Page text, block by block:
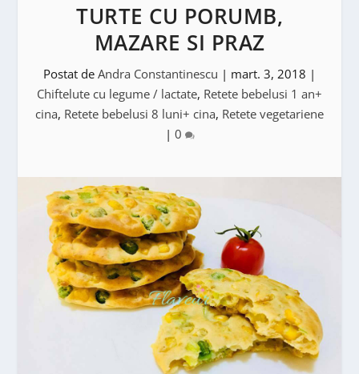
TURTE CU PORUMB,
MAZARE SI PRAZ
Postat de Andra Constantinescu | mart. 3, 2018 |
Chiftelute cu legume / lactate, Retete bebelusi 1 an+
cina, Retete bebelusi 8 luni+ cina, Retete vegetariene
| 0